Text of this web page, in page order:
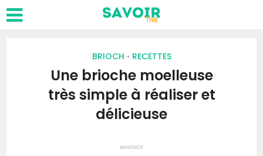
BRIOCH • RECETTES
Une brioche moelleuse
très simple à réaliser et
délicieuse
ANNONCE